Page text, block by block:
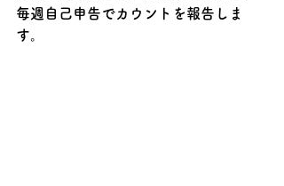
毎週自己申告でカウントを報告しま
す。